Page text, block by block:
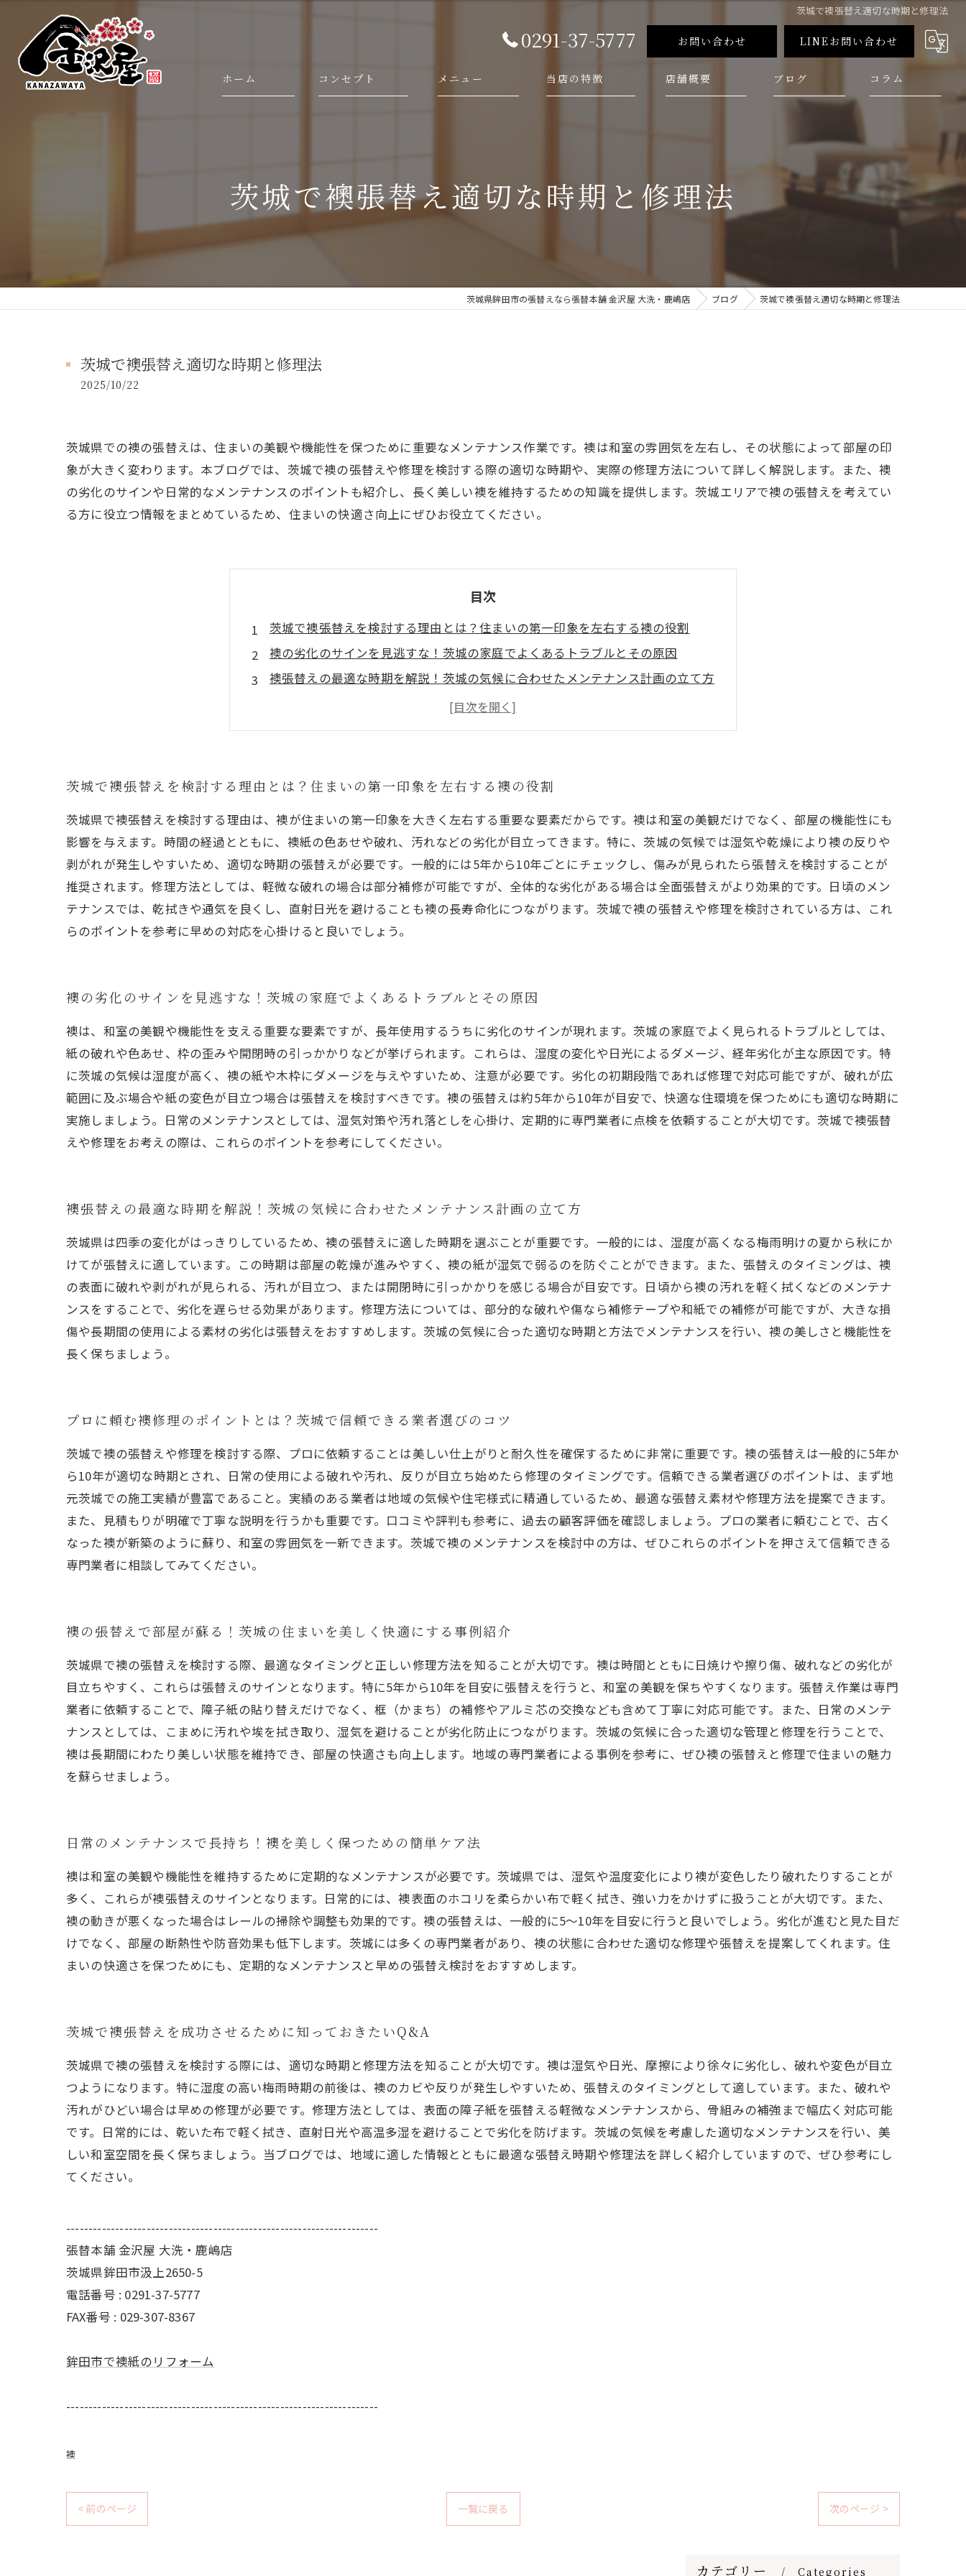
茨城で襖張替え適切な時期と修理法
0291-37-5777 お問い合わせ LINEお問い合わせ
ホーム コンセプト メニュー 当店の特徴
畳
店舗概要 ブログ コラム
茨城で襖張替え適切な時期と修理法
茨城県鉾田市の張替えなら張替本舗 金沢屋 大洗・鹿嶋店 ブログ 茨城で襖張替え適切な時期と修理法
茨城で襖張替え適切な時期と修理法
2025/10/22
茨城県での襖の張替えは、住まいの美観や機能性を保つために重要なメンテナンス作業です。襖は和室の雰囲気を左右し、その状態によって部屋の印
象が大きく変わります。本ブログでは、茨城で襖の張替えや修理を検討する際の適切な時期や、実際の修理方法について詳しく解説します。また、襖
の劣化のサインや日常的なメンテナンスのポイントも紹介し、長く美しい襖を維持するための知識を提供します。茨城エリアで襖の張替えを考えてい
る方に役立つ情報をまとめているため、住まいの快適さ向上にぜひお役立てください。
目次
茨城で襖張替えを検討する理由とは？住まいの第一印象を左右する襖の役割
襖の劣化のサインを見逃すな！茨城の家庭でよくあるトラブルとその原因
襖張替えの最適な時期を解説！茨城の気候に合わせたメンテナンス計画の立て方
プロに頼む襖修理のポイントとは？茨城で信頼できる業者選びのコツ
襖の張替えで部屋が蘇る！茨城の住まいを美しく快適にする事例紹介
茨城で襖張替えを成功させるために知っておきたいQ&A
茨城で襖張替えを検討する理由とは？住まいの第一印象を左右する襖の役割
茨城県で襖張替えを検討する理由は、襖が住まいの第一印象を大きく左右する重要な要素だからです。襖は和室の美観だけでなく、部屋の機能性にも
影響を与えます。時間の経過とともに、襖紙の色あせや破れ、汚れなどの劣化が目立ってきます。特に、茨城の気候では湿気や乾燥により襖の反りや
剥がれが発生しやすいため、適切な時期の張替えが必要です。一般的には5年から10年ごとにチェックし、傷みが見られたら張替えを検討することが
推奨されます。修理方法としては、軽微な破れの場合は部分補修が可能ですが、全体的な劣化がある場合は全面張替えがより効果的です。日頃のメン
テナンスでは、乾拭きや通気を良くし、直射日光を避けることも襖の長寿命化につながります。茨城で襖の張替えや修理を検討されている方は、これ
らのポイントを参考に早めの対応を心掛けると良いでしょう。
襖の劣化のサインを見逃すな！茨城の家庭でよくあるトラブルとその原因
襖は、和室の美観や機能性を支える重要な要素ですが、長年使用するうちに劣化のサインが現れます。茨城の家庭でよく見られるトラブルとしては、
紙の破れや色あせ、枠の歪みや開閉時の引っかかりなどが挙げられます。これらは、湿度の変化や日光によるダメージ、経年劣化が主な原因です。特
に茨城の気候は湿度が高く、襖の紙や木枠にダメージを与えやすいため、注意が必要です。劣化の初期段階であれば修理で対応可能ですが、破れが広
範囲に及ぶ場合や紙の変色が目立つ場合は張替えを検討すべきです。襖の張替えは約5年から10年が目安で、快適な住環境を保つためにも適切な時期に
実施しましょう。日常のメンテナンスとしては、湿気対策や汚れ落としを心掛け、定期的に専門業者に点検を依頼することが大切です。茨城で襖張替
えや修理をお考えの際は、これらのポイントを参考にしてください。
襖張替えの最適な時期を解説！茨城の気候に合わせたメンテナンス計画の立て方
茨城県は四季の変化がはっきりしているため、襖の張替えに適した時期を選ぶことが重要です。一般的には、湿度が高くなる梅雨明けの夏から秋にか
けてが張替えに適しています。この時期は部屋の乾燥が進みやすく、襖の紙が湿気で弱るのを防ぐことができます。また、張替えのタイミングは、襖
の表面に破れや剥がれが見られる、汚れが目立つ、または開閉時に引っかかりを感じる場合が目安です。日頃から襖の汚れを軽く拭くなどのメンテナ
ンスをすることで、劣化を遅らせる効果があります。修理方法については、部分的な破れや傷なら補修テープや和紙での補修が可能ですが、大きな損
傷や長期間の使用による素材の劣化は張替えをおすすめします。茨城の気候に合った適切な時期と方法でメンテナンスを行い、襖の美しさと機能性を
長く保ちましょう。
プロに頼む襖修理のポイントとは？茨城で信頼できる業者選びのコツ
茨城で襖の張替えや修理を検討する際、プロに依頼することは美しい仕上がりと耐久性を確保するために非常に重要です。襖の張替えは一般的に5年か
ら10年が適切な時期とされ、日常の使用による破れや汚れ、反りが目立ち始めたら修理のタイミングです。信頼できる業者選びのポイントは、まず地
元茨城での施工実績が豊富であること。実績のある業者は地域の気候や住宅様式に精通しているため、最適な張替え素材や修理方法を提案できます。
また、見積もりが明確で丁寧な説明を行うかも重要です。口コミや評判も参考に、過去の顧客評価を確認しましょう。プロの業者に頼むことで、古く
なった襖が新築のように蘇り、和室の雰囲気を一新できます。茨城で襖のメンテナンスを検討中の方は、ぜひこれらのポイントを押さえて信頼できる
専門業者に相談してみてください。
襖の張替えで部屋が蘇る！茨城の住まいを美しく快適にする事例紹介
茨城県で襖の張替えを検討する際、最適なタイミングと正しい修理方法を知ることが大切です。襖は時間とともに日焼けや擦り傷、破れなどの劣化が
目立ちやすく、これらは張替えのサインとなります。特に5年から10年を目安に張替えを行うと、和室の美観を保ちやすくなります。張替え作業は専門
業者に依頼することで、障子紙の貼り替えだけでなく、框（かまち）の補修やアルミ芯の交換なども含めて丁寧に対応可能です。また、日常のメンテ
ナンスとしては、こまめに汚れや埃を拭き取り、湿気を避けることが劣化防止につながります。茨城の気候に合った適切な管理と修理を行うことで、
襖は長期間にわたり美しい状態を維持でき、部屋の快適さも向上します。地域の専門業者による事例を参考に、ぜひ襖の張替えと修理で住まいの魅力
を蘇らせましょう。
日常のメンテナンスで長持ち！襖を美しく保つための簡単ケア法
襖は和室の美観や機能性を維持するために定期的なメンテナンスが必要です。茨城県では、湿気や温度変化により襖が変色したり破れたりすることが
多く、これらが襖張替えのサインとなります。日常的には、襖表面のホコリを柔らかい布で軽く拭き、強い力をかけずに扱うことが大切です。また、
襖の動きが悪くなった場合はレールの掃除や調整も効果的です。襖の張替えは、一般的に5～10年を目安に行うと良いでしょう。劣化が進むと見た目だ
けでなく、部屋の断熱性や防音効果も低下します。茨城には多くの専門業者があり、襖の状態に合わせた適切な修理や張替えを提案してくれます。住
まいの快適さを保つためにも、定期的なメンテナンスと早めの張替え検討をおすすめします。
茨城で襖張替えを成功させるために知っておきたいQ&A
茨城県で襖の張替えを検討する際には、適切な時期と修理方法を知ることが大切です。襖は湿気や日光、摩擦により徐々に劣化し、破れや変色が目立
つようになります。特に湿度の高い梅雨時期の前後は、襖のカビや反りが発生しやすいため、張替えのタイミングとして適しています。また、破れや
汚れがひどい場合は早めの修理が必要です。修理方法としては、表面の障子紙を張替える軽微なメンテナンスから、骨組みの補強まで幅広く対応可能
です。日常的には、乾いた布で軽く拭き、直射日光や高温多湿を避けることで劣化を防げます。茨城の気候を考慮した適切なメンテナンスを行い、美
しい和室空間を長く保ちましょう。当ブログでは、地域に適した情報とともに最適な張替え時期や修理法を詳しく紹介していますので、ぜひ参考にし
てください。
----------------------------------------------------------------------
張替本舗 金沢屋 大洗・鹿嶋店
茨城県鉾田市汲上2650-5
電話番号 : 0291-37-5777
FAX番号 : 029-307-8367
鉾田市で襖紙のリフォーム
----------------------------------------------------------------------
襖
< 前のページ 一覧に戻る 次のページ >
カテゴリー Categories